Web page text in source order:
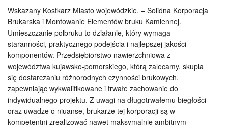
Wskazany Kostkarz Miasto wojewódzkie, – Solidna Korporacja
Brukarska i Montowanie Elementów bruku Kamiennej.
Umieszczanie polbruku to działanie, który wymaga
staranności, praktycznego podejścia i najlepszej jakości
komponentów. Przedsiębiorstwo nawierzchniowa z
województwa kujawsko-pomorskiego, którą zalecamy, skupia
się dostarczaniu różnorodnych czynności brukowych,
zapewniając wykwalifikowane i trwałe zachowanie do
indywidualnego projektu. Z uwagi na długotrwałemu biegłości
oraz uwadze o niuanse, brukarze tej korporacji są w
kompetentni zrealizować nawet maksymalnie ambitnym